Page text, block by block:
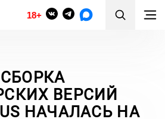
18+
ВЕРСИЙ
НАЧАЛАСЬ НА